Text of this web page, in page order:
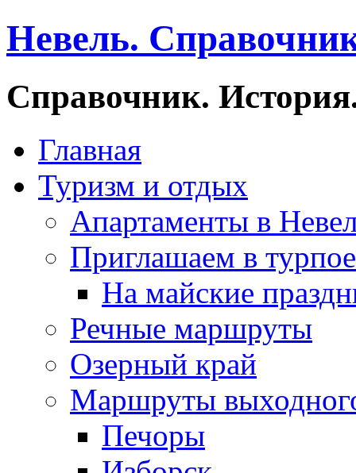
Невель.
Справочник.
Главная
Туризм и отдых
Апартаменты в
Приглашаем в
На майские
Речные маршруты
Озерный край
Маршруты
Печоры